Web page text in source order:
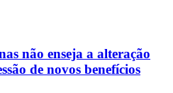
não enseja a alteração
de novos benefícios